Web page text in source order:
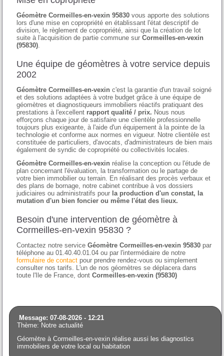
Géomètre Cormeilles-en-vexin 95830 vous apporte des solutions
lors d'une mise en copropriété en établissant l'état descriptif de
division, le règlement de copropriété, ainsi que la création de lot
suite à l'acquisition de partie commune surCormeilles-en-vexin
(95830)
Une équipe de géomètres à votre service depuis
2002
Géomètre Cormeilles-en-vexin c'est la garantie d'un travail soigné
et des solutions adaptées à votre budget grâce à une équipe de
géomètres et diagnostiqueurs immobiliers réactifs pratiquant des
prestations à l'excellent rapport qualité / prix. Nous nous
efforçons chaque jour de satisfaire une clientèle professionnelle
toujours plus exigeante, à l'aide d'un équipement à la pointe de la
technologie et conforme aux normes en vigueur. Notre clientèle est
constituée de particuliers, d'avocats, d'administrateurs de bien mais
également de syndic de copropriété ou collectivités locales.
Géomètre Cormeilles-en-vexin réalise la conception ou l'étude de
plan concernant l'évaluation, la transformation ou le partage de
votre bien immobilier ou terrain. En réalisant des procès verbaux et
des plans de bornage, notre cabinet contribue à vos dossiers
judiciaires ou administratifs pour la production d'un constat, la
mutation d'un bien foncier ou même l'état des lieux.
Besoin d'une intervention de géomètre à
Cormeilles-en-vexin 95830 ?
Contactez notre serviceGéomètre Cormeilles-en-vexin 95830 par
téléphone au 01.40.40.01.04 ou par l'intermédiaire de notre
formulaire de contact pour prendre rendez-vous ou simplement
consulter nos tarifs. L'un de nos géomètres se déplacera dans
toute l'Ile de France, dontCormeilles-en-vexin (95830)
Message: 07-08-2026 - 12:21
Thème: Notre actualité
Géomètre à Cormeilles-en-vexin réalise aussi les diagnostics
immobiliers de votre local ou habitation